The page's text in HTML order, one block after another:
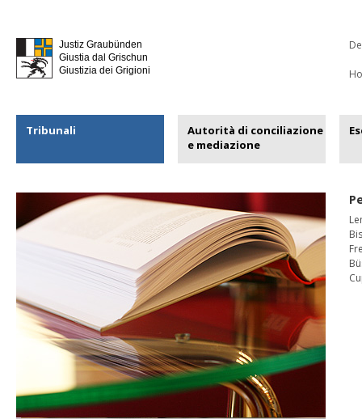
Justiz Graubünden
Giustia dal Grischun
Giustizia dei Grigioni
Tribunali
Autorità di conciliazione
e mediazione